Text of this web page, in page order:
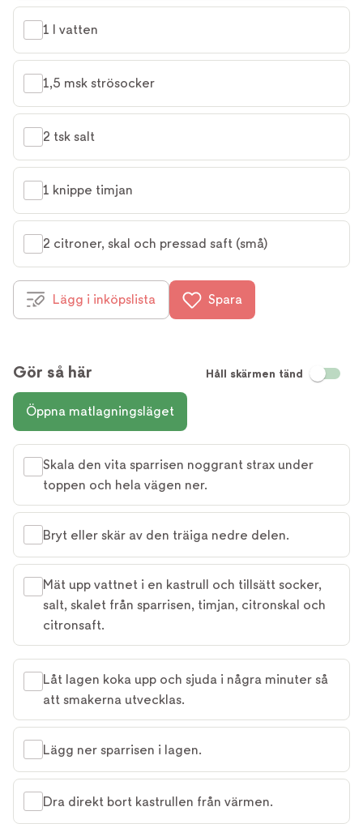
1 l vatten
1,5 msk strösocker
2 tsk salt
1 knippe timjan
2 citroner, skal och pressad saft (små)
Lägg i inköpslista Spara
Gör så här Håll skärmen tänd
Öppna matlagningsläget
Skala den vita sparrisen noggrant strax under
toppen och hela vägen ner.
Bryt eller skär av den träiga nedre delen.
Mät upp vattnet i en kastrull och tillsätt socker,
salt, skalet från sparrisen, timjan, citronskal och
citronsaft.
Låt lagen koka upp och sjuda i några minuter så
att smakerna utvecklas.
Lägg ner sparrisen i lagen.
Dra direkt bort kastrullen från värmen.